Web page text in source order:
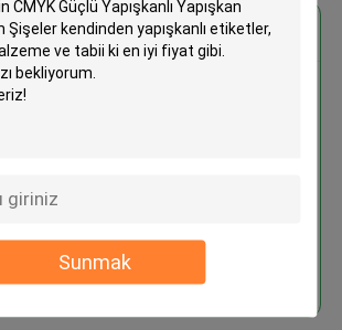
Sunmak
En İyi Fiyatı Alın
Devam et